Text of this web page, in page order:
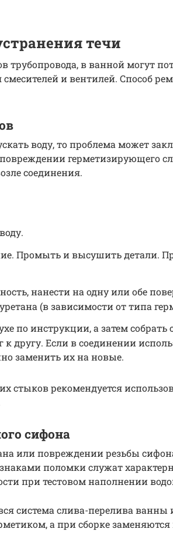
течи
трубопровода, в ванной могут
и вентилей. Способ
воду, то проблема может
герметизирующего
соединения.
Промыть и высушить детали.
нанести на одну или обе
(в зависимости от типа
по инструкции, а затем собрать
другу. Если в соединении
заменить их на новые.
стыков рекомендуется
сифона
или повреждении резьбы
поломки служат
при тестовом наполнении
система слива-перелива
а при сборке